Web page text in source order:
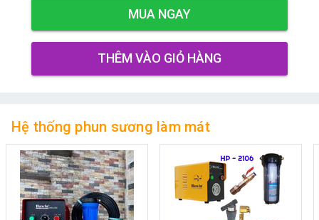
MUA NGAY
THÊM VÀO GIỎ HÀNG
Hệ thống phun sương làm mát